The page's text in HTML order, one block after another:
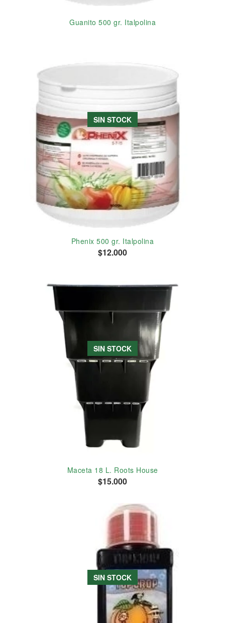
Guanito 500 gr. Italpolina
SIN STOCK
Phenix 500 gr. Italpolina
$12.000
SIN STOCK
Maceta 18 L. Roots House
$15.000
SIN STOCK